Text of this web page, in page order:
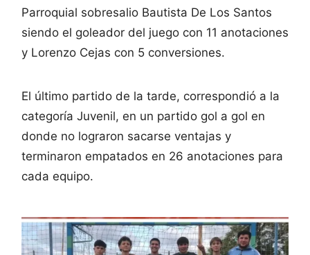
Parroquial sobresalio Bautista De Los Santos
siendo el goleador del juego con 11 anotaciones
y Lorenzo Cejas con 5 conversiones.
El último partido de la tarde, correspondió a la
categoría Juvenil, en un partido gol a gol en
donde no lograron sacarse ventajas y
terminaron empatados en 26 anotaciones para
cada equipo.